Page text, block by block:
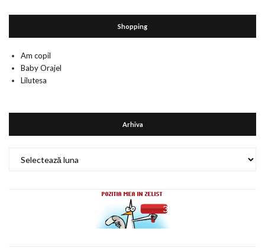
Shopping
Am copil
Baby Orajel
Lilutesa
Arhiva